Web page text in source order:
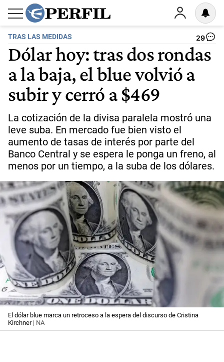
TRAS LAS MEDIDAS 29
Dólar hoy: tras dos rondas
a la baja, el blue volvió a
subir y cerró a $469
La cotización de la divisa paralela mostró una
leve suba. En mercado fue bien visto el
aumento de tasas de interés por parte del
Banco Central y se espera le ponga un freno, al
menos por un tiempo, a la suba de los dólares.
El dólar blue marca un retroceso a la espera del discurso de Cristina
Kirchner| NA